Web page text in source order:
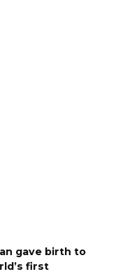
gave birth to
first